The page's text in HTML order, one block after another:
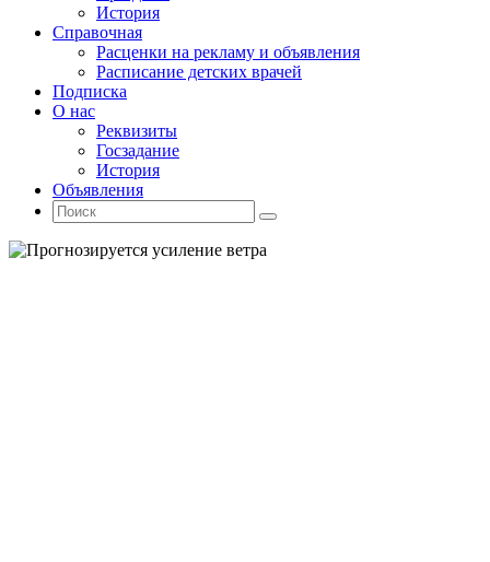
История
Справочная
Расценки на рекламу и объявления
Расписание детских врачей
Подписка
О нас
Реквизиты
Госзадание
История
Объявления
Поиск
Искать:
Поиск